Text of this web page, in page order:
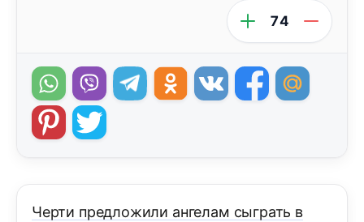
74
Черти предложили ангелам сыграть в